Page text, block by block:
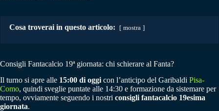
Cosa troverai in questo articolo: mostra
Consigli Fantacalcio 19ª giornata: chi schierare al Fanta?
Il turno si apre alle 15:00 di oggi con l’anticipo del Garibaldi Pisa-
Como, quindi sveglie puntate alle 14:30 e formazione da sistemare per
tempo, ovviamente seguendo i nostri consigli fantacalcio 19esima
giornata.